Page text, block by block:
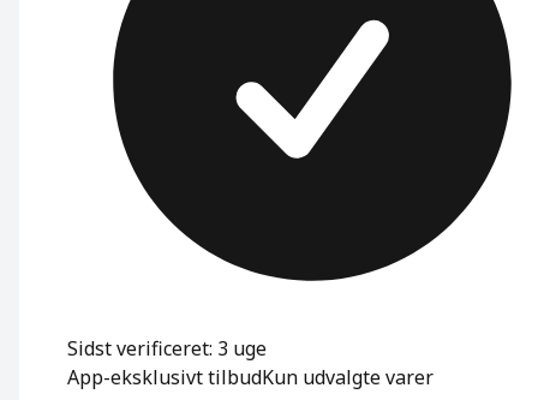
Sidst verificeret: 3 uge
App-eksklusivt tilbudKun udvalgte varer